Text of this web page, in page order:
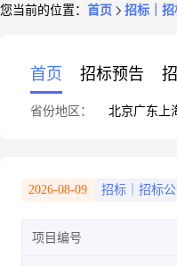
您当前的位置： 首页 招标｜
首页 招标预告
省份地区： 北京广东 上
2026-08-09 招标｜招标
项目编号